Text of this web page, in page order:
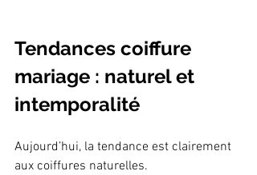
Tendances coiffure
mariage : naturel et
intemporalité
Aujourd’hui, la tendance est clairement
aux coiffures naturelles.